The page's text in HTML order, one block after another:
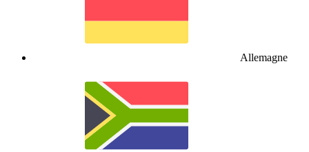
Allemagne